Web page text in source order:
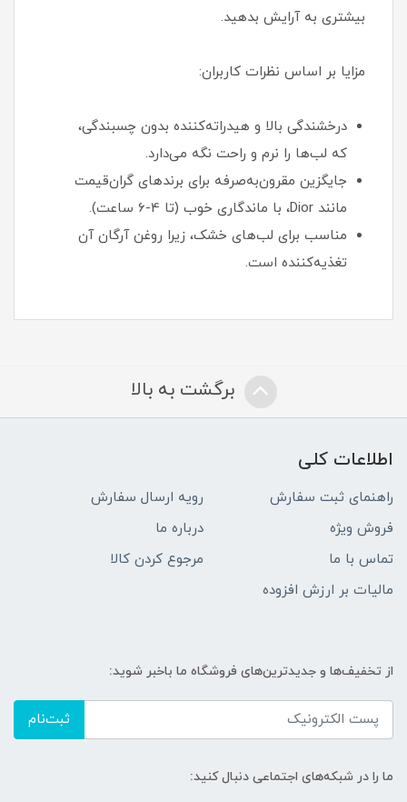
بیشتری به آرایش بدهید.
مزایا بر اساس نظرات کاربران:
درخشندگی بالا و هیدراته‌کننده بدون چسبندگی،
که لب‌ها را نرم و راحت نگه می‌دارد.
جایگزین مقرون‌به‌صرفه برای برندهای گران‌قیمت
مانند Dior، با ماندگاری خوب (تا 4-6 ساعت).
مناسب برای لب‌های خشک، زیرا روغن آرگان آن
تغذیه‌کننده است.
برگشت به بالا
اطلاعات کلی
راهنمای ثبت سفارش
رویه ارسال سفارش
فروش ویژه
درباره ما
تماس با ما
مرجوع کردن کالا
مالیات بر ارزش افزوده
از تخفیف‌ها و جدیدترین‌های فروشگاه ما باخبر شوید:
ثبت‌نام
ما را در شبکه‌های اجتماعی دنبال کنید: